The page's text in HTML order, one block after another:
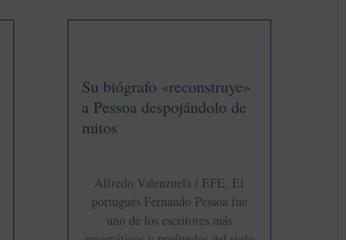
Su biógrafo «reconstruye»
a Pessoa despojándolo de
mitos
Alfredo Valenzuela / EFE, El
portugués Fernando Pessoa fue
uno de los escritores más